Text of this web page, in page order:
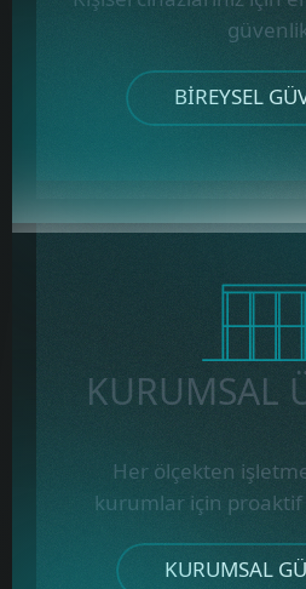
BIREYSEL
KURUMSAL
Her ölçekten
kurumlar için
KURUMSAL